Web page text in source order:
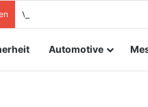
Veranstaltungssicherheit im
Automotive